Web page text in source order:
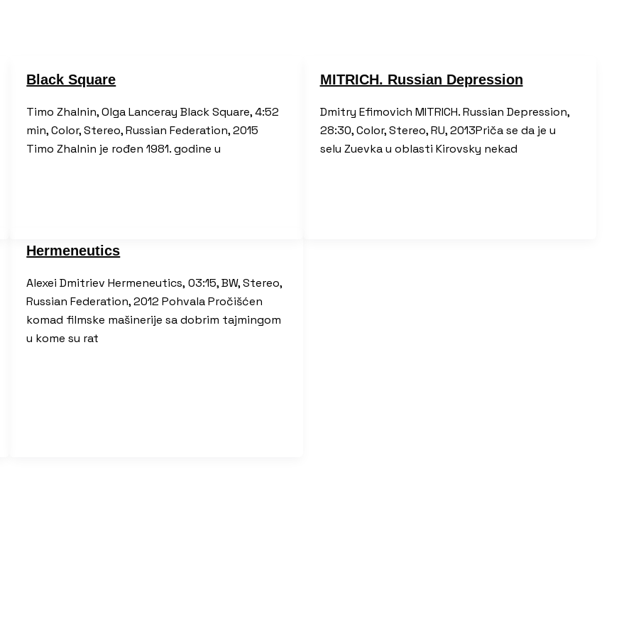
Black Square
Timo Zhalnin, Olga Lanceray Black Square, 4:52
min, Color, Stereo, Russian Federation, 2015
Timo Zhalnin je rođen 1981. godine u
MITRICH. Russian Depression
Dmitry Efimovich MITRICH. Russian Depression,
28:30, Color, Stereo, RU, 2013Priča se da je u
selu Zuevka u oblasti Kirovsky nekad
Hermeneutics
Alexei Dmitriev Hermeneutics, 03:15, BW, Stereo,
Russian Federation, 2012 Pohvala Pročišćen
komad filmske mašinerije sa dobrim tajmingom
u kome su rat